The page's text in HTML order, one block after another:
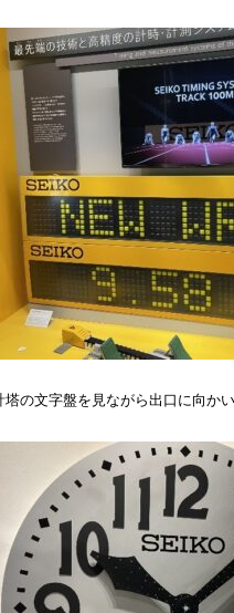
の文字盤を見ながら出口に向か